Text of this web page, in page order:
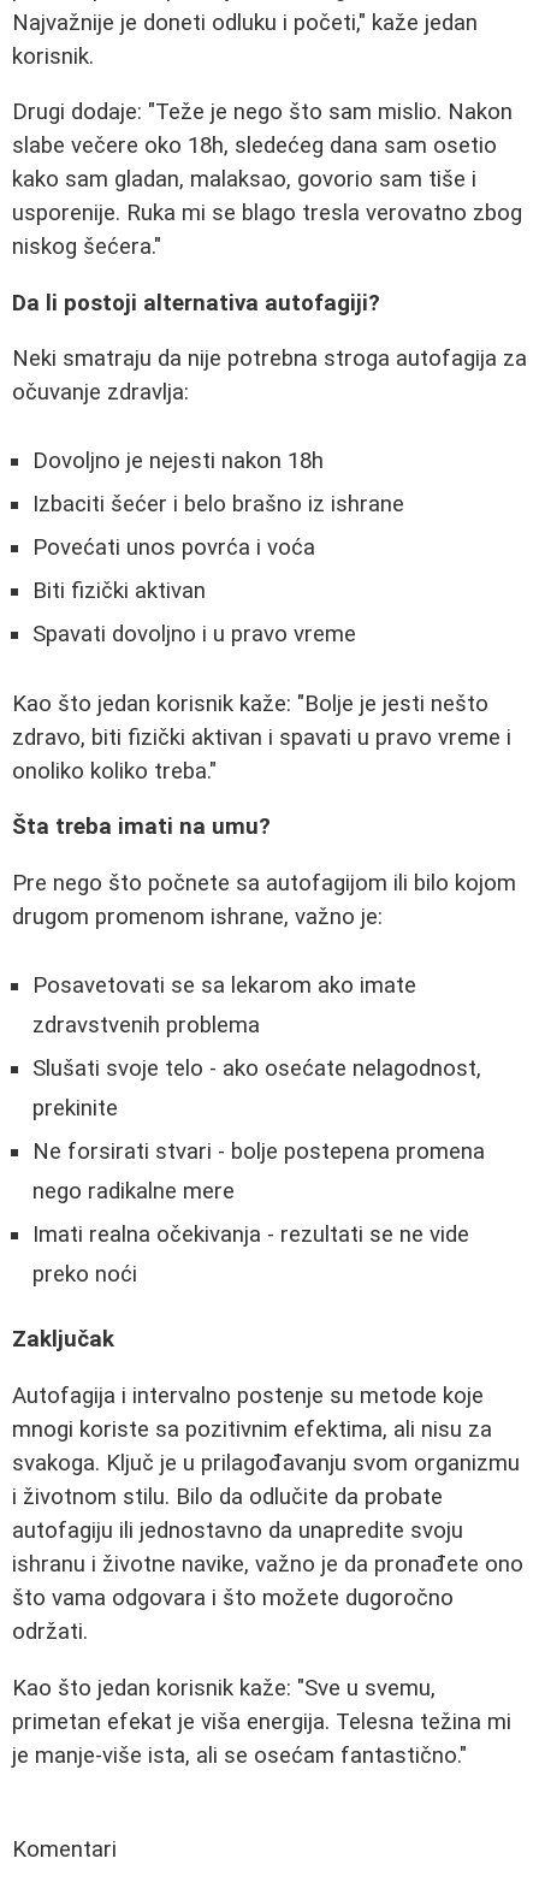
Najvažnije je doneti odluku i početi," kaže jedan
korisnik.
Drugi dodaje: "Teže je nego što sam mislio. Nakon
slabe večere oko 18h, sledećeg dana sam osetio
kako sam gladan, malaksao, govorio sam tiše i
usporenije. Ruka mi se blago tresla verovatno zbog
niskog šećera."
Da li postoji alternativa autofagiji?
Neki smatraju da nije potrebna stroga autofagija za
očuvanje zdravlja:
Dovoljno je nejesti nakon 18h
Izbaciti šećer i belo brašno iz ishrane
Povećati unos povrća i voća
Biti fizički aktivan
Spavati dovoljno i u pravo vreme
Kao što jedan korisnik kaže: "Bolje je jesti nešto
zdravo, biti fizički aktivan i spavati u pravo vreme i
onoliko koliko treba."
Šta treba imati na umu?
Pre nego što počnete sa autofagijom ili bilo kojom
drugom promenom ishrane, važno je:
Posavetovati se sa lekarom ako imate
zdravstvenih problema
Slušati svoje telo - ako osećate nelagodnost,
prekinite
Ne forsirati stvari - bolje postepena promena
nego radikalne mere
Imati realna očekivanja - rezultati se ne vide
preko noći
Zaključak
Autofagija i intervalno postenje su metode koje
mnogi koriste sa pozitivnim efektima, ali nisu za
svakoga. Ključ je u prilagođavanju svom organizmu
i životnom stilu. Bilo da odlučite da probate
autofagiju ili jednostavno da unapredite svoju
ishranu i životne navike, važno je da pronađete ono
što vama odgovara i što možete dugoročno
održati.
Kao što jedan korisnik kaže: "Sve u svemu,
primetan efekat je viša energija. Telesna težina mi
je manje-više ista, ali se osećam fantastično."
Komentari